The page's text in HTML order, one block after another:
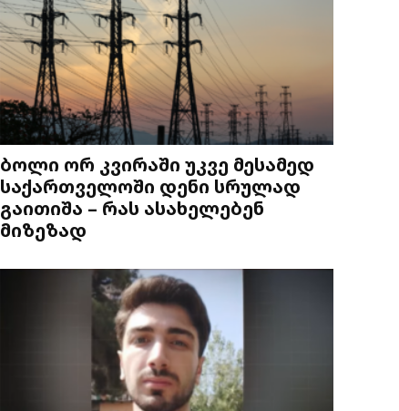
ბოლი ორ კვირაში უკვე მესამედ
საქართველოში დენი სრულად
გაითიშა – რას ასახელებენ
მიზეზად